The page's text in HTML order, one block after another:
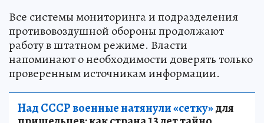
Все системы мониторинга и подразделения
противовоздушной обороны продолжают
работу в штатном режиме. Власти
напоминают о необходимости доверять только
проверенным источникам информации.
Над СССР военные натянули «сетку»для